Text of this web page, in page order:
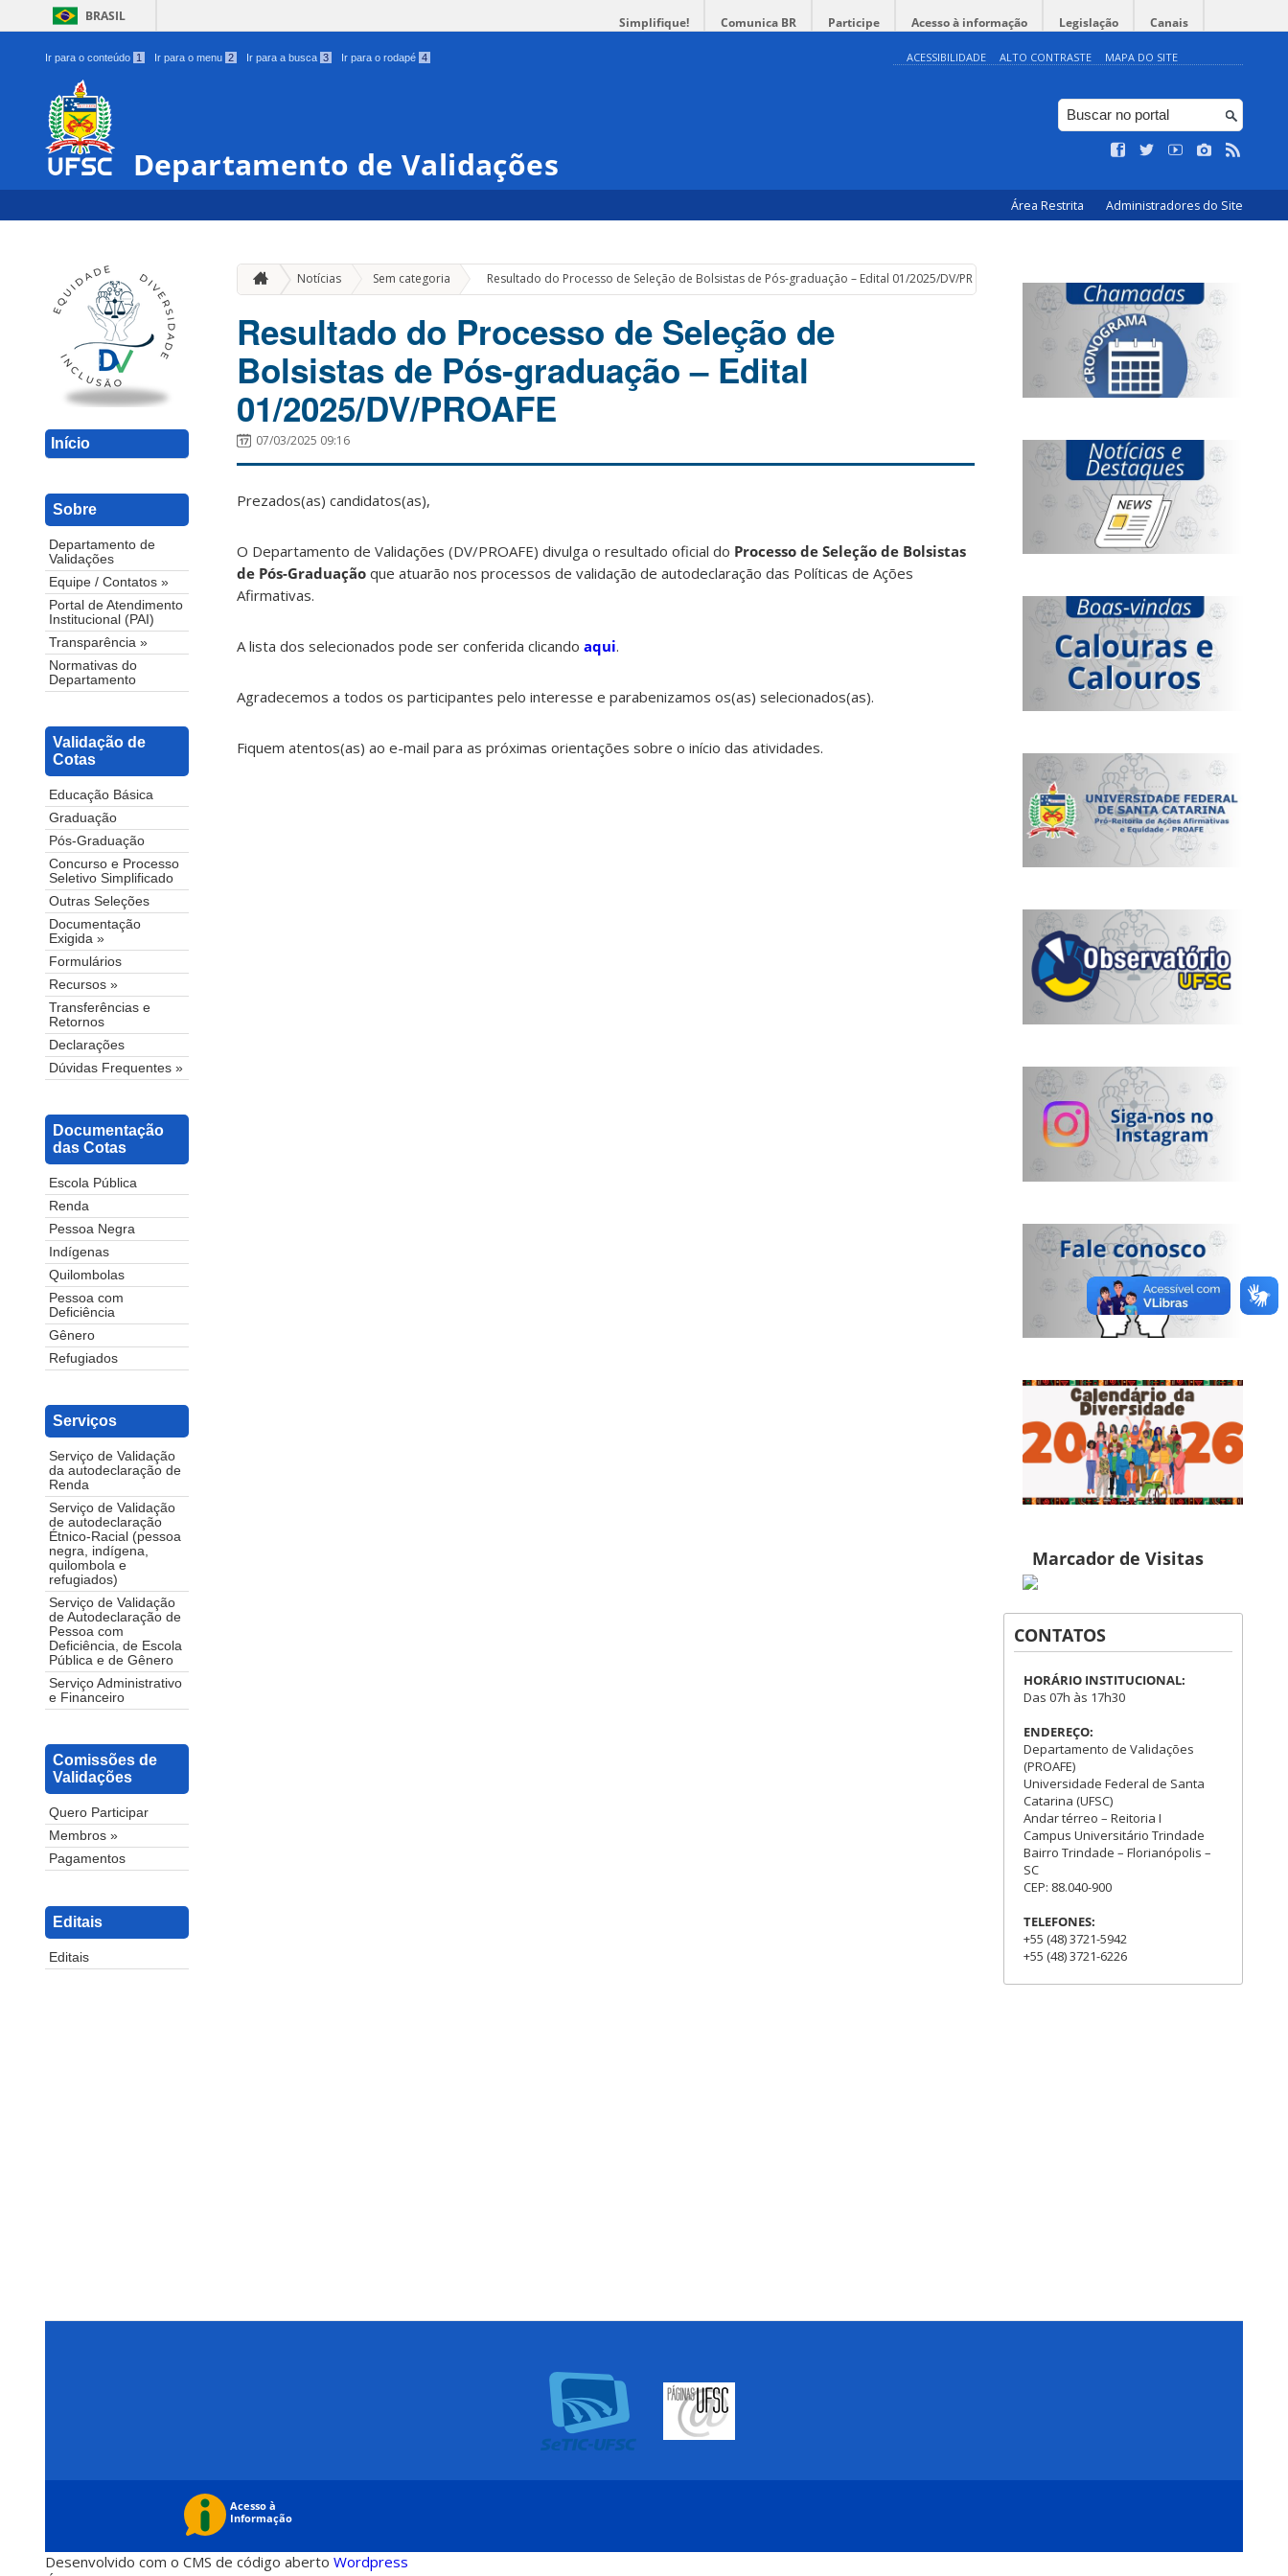
BRASIL Simplifique! Comunica BR Participe Acesso à informação Legislação Canais
Ir para o conteúdo 1 Ir para o menu 2 Ir para a busca 3 Ir para o rodapé 4 ACESSIBILIDADE ALTO CONTRASTE MAPA DO SITE
Departamento de Validações
Área Restrita Administradores do Site
Início
Sobre
Departamento de
Validações
Equipe / Contatos »
Portal de Atendimento
Institucional (PAI)
Transparência »
Normativas do
Departamento
Validação de
Cotas
Educação Básica
Graduação
Pós-Graduação
Concurso e Processo
Seletivo Simplificado
Outras Seleções
Documentação
Exigida »
Formulários
Recursos »
Transferências e
Retornos
Declarações
Dúvidas Frequentes »
Documentação
das Cotas
Escola Pública
Renda
Pessoa Negra
Indígenas
Quilombolas
Pessoa com
Deficiência
Gênero
Refugiados
Serviços
Serviço de Validação
da autodeclaração de
Renda
Serviço de Validação
de autodeclaração
Étnico-Racial (pessoa
negra, indígena,
quilombola e
refugiados)
Serviço de Validação
de Autodeclaração de
Pessoa com
Deficiência, de Escola
Pública e de Gênero
Serviço Administrativo
e Financeiro
Comissões de
Validações
Quero Participar
Membros »
Pagamentos
Editais
Editais
Notícias Sem categoria » Resultado do Processo de Seleção de Bolsistas de Pós-graduação – Edital 01/2025/DV/PROAFE
Resultado do Processo de Seleção de
Bolsistas de Pós-graduação – Edital
01/2025/DV/PROAFE
07/03/2025 09:16
Prezados(as) candidatos(as),
O Departamento de Validações (DV/PROAFE) divulga o resultado oficial do Processo de Seleção de Bolsistas
de Pós-Graduação que atuarão nos processos de validação de autodeclaração das Políticas de Ações
Afirmativas.
A lista dos selecionados pode ser conferida clicando aqui.
Agradecemos a todos os participantes pelo interesse e parabenizamos os(as) selecionados(as).
Fiquem atentos(as) ao e-mail para as próximas orientações sobre o início das atividades.
Marcador de Visitas
CONTATOS
HORÁRIO INSTITUCIONAL:
Das 07h às 17h30
ENDEREÇO:
Departamento de Validações
(PROAFE)
Universidade Federal de Santa
Catarina (UFSC)
Andar térreo – Reitoria I
Campus Universitário Trindade
Bairro Trindade – Florianópolis –
SC
CEP: 88.040-900
TELEFONES:
+55 (48) 3721-5942
+55 (48) 3721-6226
Desenvolvido com o CMS de código aberto Wordpress